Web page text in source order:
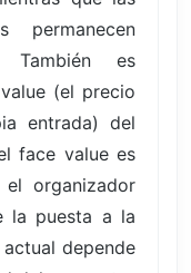
permanecen
También es
(el precio
entrada) del
face value es
organizador
la puesta a la
depende